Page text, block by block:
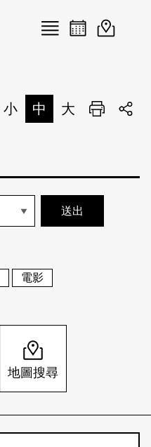
Menu
English
登入/註冊
活動日曆活動地圖
小 中 大 列印
電影
地圖搜尋